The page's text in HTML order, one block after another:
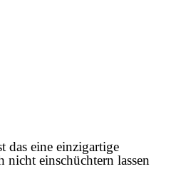
das eine einzigartige
einschüchtern lassen